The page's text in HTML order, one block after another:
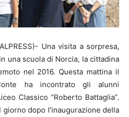
Una visita a sorpresa,
una scuola di Norcia, la cittadina
nel 2016. Questa mattina il
ha incontrato gli alunni
Classico “Roberto Battaglia”.
dopo l’inaugurazione della